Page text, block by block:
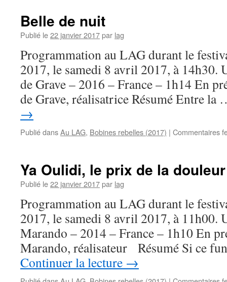
Belle de nuit
Publié le22 janvier 2017par lag
Programmation au LAG durant le
2017, le samedi 8 avril 2017, à 14h30.
de Grave – 2016 – France – 1h14 En
de Grave, réalisatrice Résumé Entre
→
Publié dansAu LAG, Bobines rebelles (2017) | Commentaires
Ya Oulidi, le prix de la douleur
Publié le22 janvier 2017par lag
Programmation au LAG durant le
2017, le samedi 8 avril 2017, à 11h00.
Marando – 2014 – France – 1h10 En
Marando, réalisateur Résumé Si ce
Continuer la lecture →